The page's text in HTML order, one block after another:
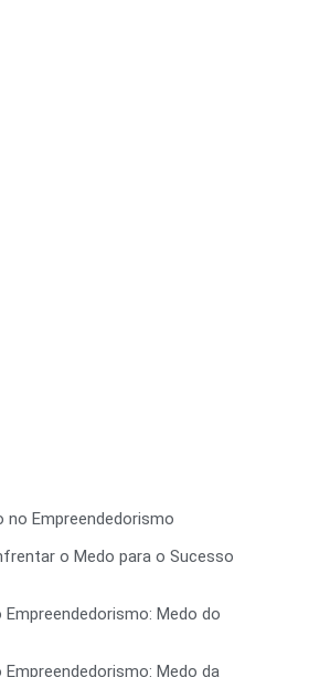
no Empreendedorismo
o Medo para o Sucesso
Medo do
Medo da